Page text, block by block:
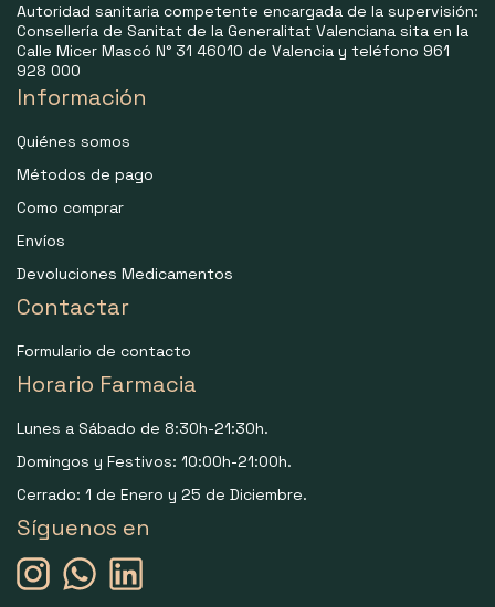
Autoridad sanitaria competente encargada de la supervisión:
Consellería de Sanitat de la Generalitat Valenciana sita en la
Calle Micer Mascó N° 31 46010 de Valencia y teléfono 961
928 000
Información
Quiénes somos
Métodos de pago
Como comprar
Envíos
Devoluciones Medicamentos
Contactar
Formulario de contacto
Horario Farmacia
Lunes a Sábado de 8:30h-21:30h.
Domingos y Festivos: 10:00h-21:00h.
Cerrado: 1 de Enero y 25 de Diciembre.
Síguenos en